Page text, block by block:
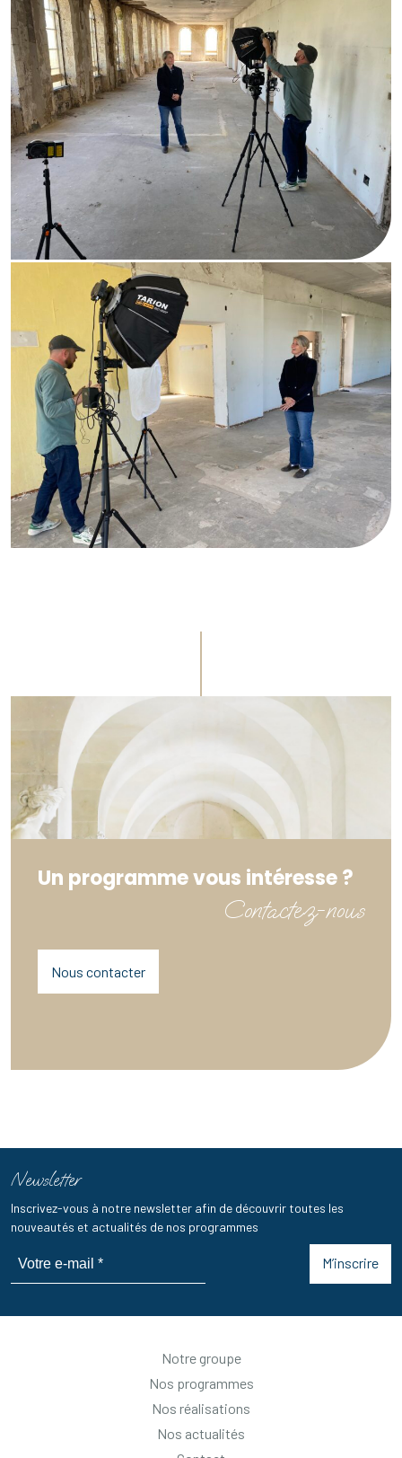
Un programme vous intéresse ?
Contactez-nous
Nous contacter
Newsletter
Inscrivez-vous à notre newsletter afin de découvrir toutes les
nouveautés et actualités de nos programmes
M’inscrire
Notre groupe
Nos programmes
Nos réalisations
Nos actualités